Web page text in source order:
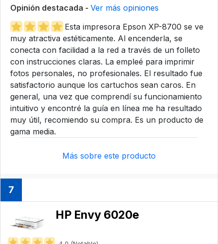
Opinión destacada - Ver más opiniones
Esta impresora Epson XP-8700 se ve
muy atractiva estéticamente. Al encenderla, se
conecta con facilidad a la red a través de un folleto
con instrucciones claras. La empleé para imprimir
fotos personales, no profesionales. El resultado fue
satisfactorio aunque los cartuchos sean caros. En
general, una vez que comprendí su funcionamiento
intuitivo y encontré la guía en línea me ha resultado
muy útil, recomiendo su compra. Es un producto de
gama media.
Más sobre este producto
7
HP Envy 6020e